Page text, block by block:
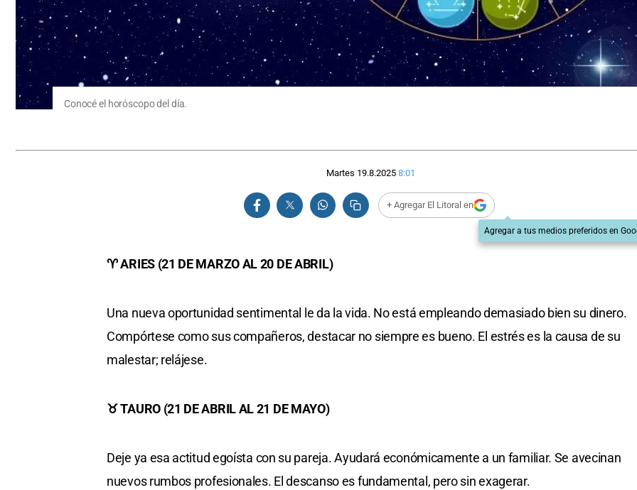
Conocé el horóscopo del día.
Martes 19.8.2025 8:01
+ Agregar El Litoral en
Agregar a tus medios preferidos en
♈ ARIES (21 DE MARZO AL 20 DE ABRIL)
Una nueva oportunidad sentimental le da la vida. No está empleando demasiado bien su dinero.
Compórtese como sus compañeros, destacar no siempre es bueno. El estrés es la causa de su
malestar; relájese.
♉ TAURO (21 DE ABRIL AL 21 DE MAYO)
Deje ya esa actitud egoísta con su pareja. Ayudará económicamente a un familiar. Se avecinan
nuevos rumbos profesionales. El descanso es fundamental, pero sin exagerar.